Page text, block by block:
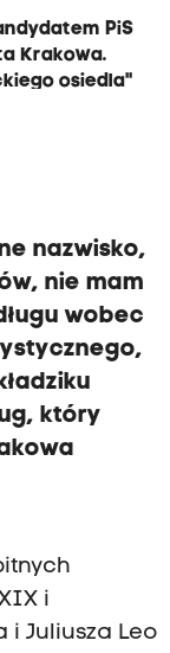
PiS
Krakowa.
osiedla"
nazwisko,
nie mam
wobec
który
i
i Juliusza Leo